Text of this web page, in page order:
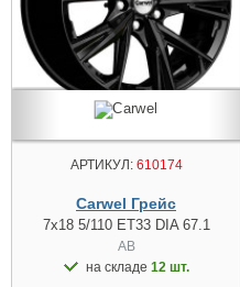
АРТИКУЛ:610174
Carwel Грейс
7x18 5/110 ET33 DIA 67.1
AB
на складе 12 шт.